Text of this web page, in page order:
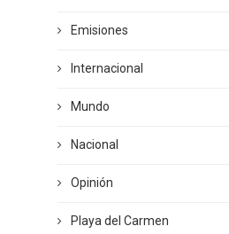
Emisiones
Internacional
Mundo
Nacional
Opinión
Playa del Carmen